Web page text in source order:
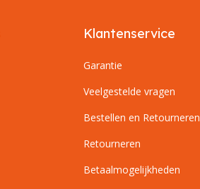
Klantenservice
Garantie
Veelgestelde vragen
Bestellen en Retourneren
Retourneren
Betaalmogelijkheden